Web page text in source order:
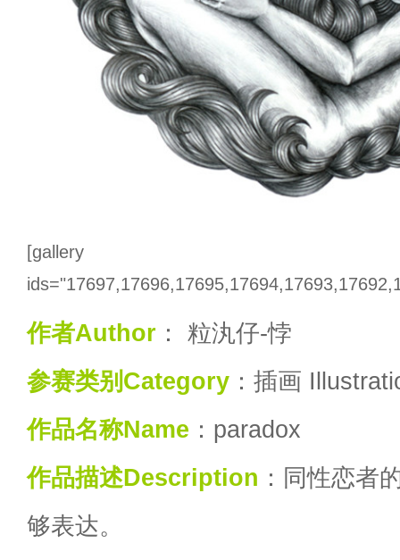
[gallery
作者Author ： 粒汍仔-悖
参赛类别Category ：插画
作品名称Name ：paradox
作品描述Description ：同性恋者
够表达。